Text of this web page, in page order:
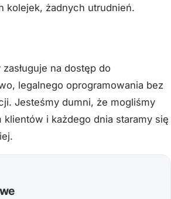
kolejek, żadnych utrudnień.
na dostęp do
legalnego oprogramowania bez
Jesteśmy dumni, że mogliśmy
i każdego dnia staramy się